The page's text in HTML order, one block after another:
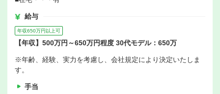
給与
年収650万円以上可
【年収】500万円～650万円程度 30代モデル：650万
※年齢、経験、実力を考慮し、会社規定により決定いたしま
す。
手当